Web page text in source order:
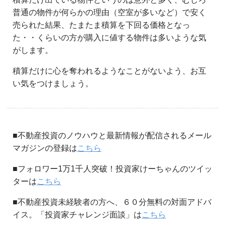
普通の物件が何らかの理由（空室が多いなど）で安く
売られた結果、たまたま積算を下回る価格となっ
た・・くらいの方が購入に値する物件は多いような気
がします。
積算だけに心を奪われるようなことがないよう、お互
い気をつけましょう。
■不動産投資のノウハウと最新情報が配信されるメール
マガジンの登録はこちら
■フォロワー1万1千人突破！投資家けーちゃんのツイッ
ターはこちら
■不動産投資未経験者の方へ、６０分無料の対面アドバ
イス。「投資家チャレンジ面談」はこちら